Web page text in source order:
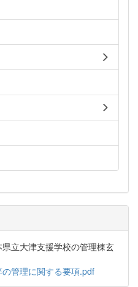
立大津支援学校の管理棟玄
管理に関する要項.pdf